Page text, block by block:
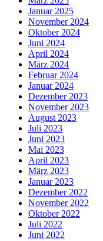
Januar 2025
November 2024
Oktober 2024
Juni 2024
April 2024
März 2024
Februar 2024
Januar 2024
Dezember 2023
November 2023
August 2023
Juli 2023
Juni 2023
Mai 2023
April 2023
März 2023
Januar 2023
Dezember 2022
November 2022
Oktober 2022
Juli 2022
Juni 2022